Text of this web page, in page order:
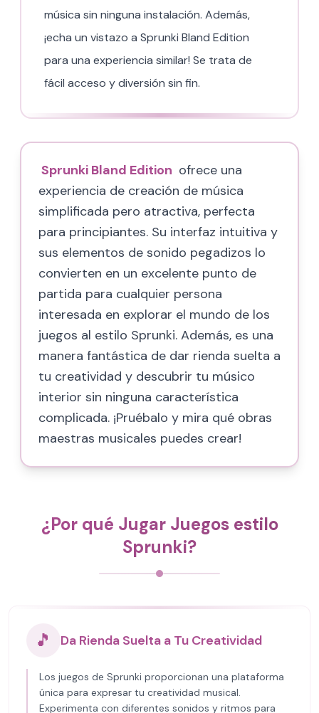
música sin ninguna instalación. Además,
¡echa un vistazo a Sprunki Bland Edition
para una experiencia similar! Se trata de
fácil acceso y diversión sin fin.
Sprunki Bland Edition ofrece una
experiencia de creación de música
simplificada pero atractiva, perfecta
para principiantes. Su interfaz intuitiva y
sus elementos de sonido pegadizos lo
convierten en un excelente punto de
partida para cualquier persona
interesada en explorar el mundo de los
juegos al estilo Sprunki. Además, es una
manera fantástica de dar rienda suelta a
tu creatividad y descubrir tu músico
interior sin ninguna característica
complicada. ¡Pruébalo y mira qué obras
maestras musicales puedes crear!
¿Por qué Jugar Juegos estilo
Sprunki?
🎵 Da Rienda Suelta a Tu Creatividad
Los juegos de Sprunki proporcionan una plataforma
única para expresar tu creatividad musical.
Experimenta con diferentes sonidos y ritmos para